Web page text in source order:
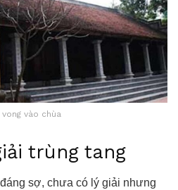
vong vào chùa
trùng tang
sợ, chưa có lý giải nhưng